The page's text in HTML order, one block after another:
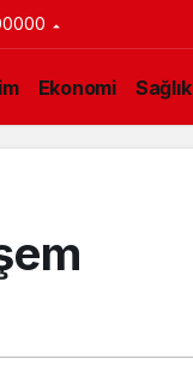
Ekonomi Sağlık